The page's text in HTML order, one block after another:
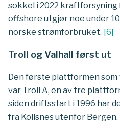
sokkel i 2022
offshore utgjør noe under
norske strømforbruket. [6]
Troll og Valhall først ut
Den første plattformen
var Troll A, en av tre
siden driftsstart i 1996 har
fra Kollsnes utenfor Bergen.